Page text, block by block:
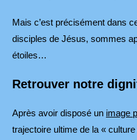
Mais c’est précisément dans
disciples de Jésus, sommes
étoiles…
Retrouver notre
Après avoir disposé un image
trajectoire ultime de la «